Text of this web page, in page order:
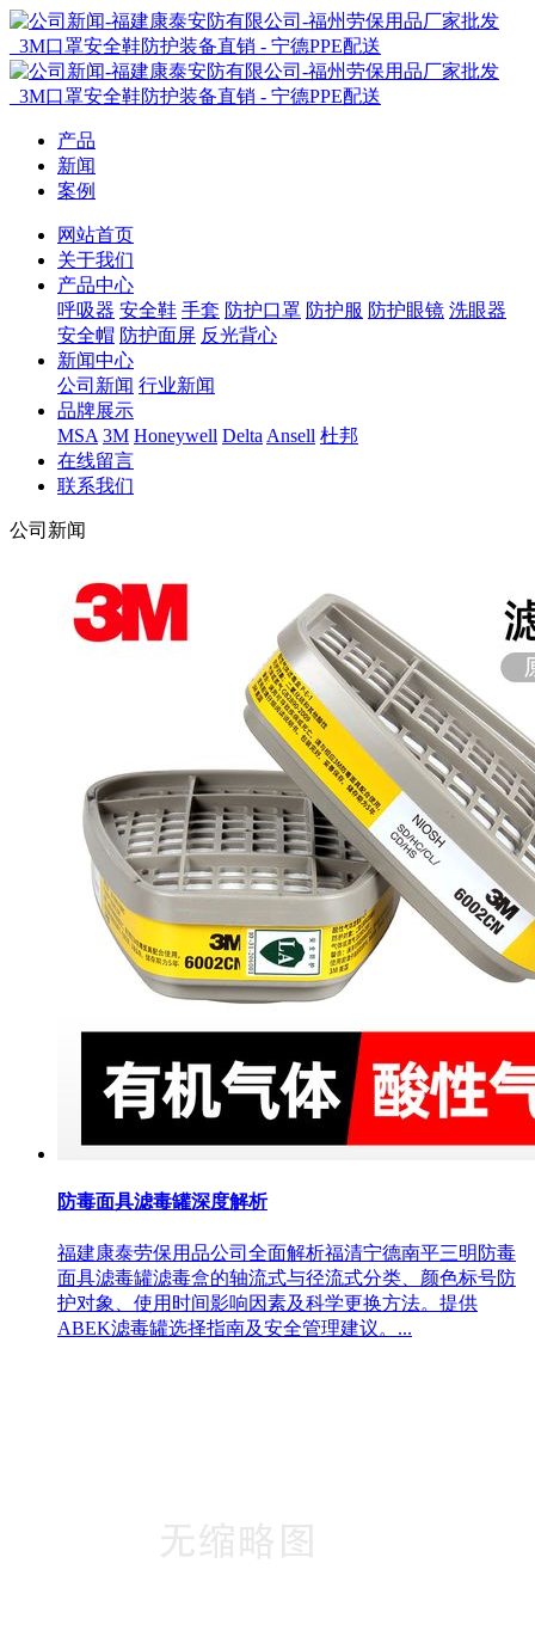
产品
新闻
案例
网站首页
关于我们
产品中心
呼吸器 安全鞋 手套 防护口罩 防护服 防护眼镜 洗眼器
安全帽 防护面屏 反光背心
新闻中心
公司新闻 行业新闻
品牌展示
MSA 3M Honeywell Delta Ansell 杜邦
在线留言
联系我们
公司新闻
防毒面具滤毒罐深度解析
福建康泰劳保用品公司全面解析福清宁德南平三明防毒
面具滤毒罐滤毒盒的轴流式与径流式分类、颜色标号防
护对象、使用时间影响因素及科学更换方法。提供
ABEK滤毒罐选择指南及安全管理建议。...